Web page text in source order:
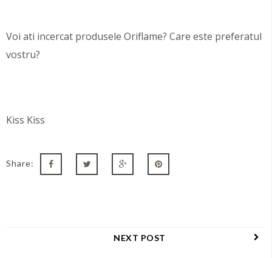
Voi ati incercat produsele Oriflame? Care este preferatul
vostru?
Kiss Kiss
Share:
NEXT POST